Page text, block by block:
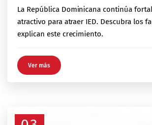
La República Dominicana continúa
atractivo para atraer IED. Descubra los
explican este crecimiento.
Ver más